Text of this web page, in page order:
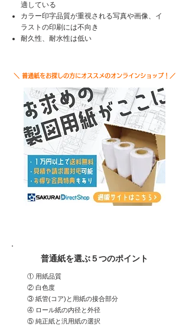
適している
カラー印字品質が重視される写真や画像、イ
ラストの印刷には不向き
​耐久性、耐水性は低い
＼ 普通紙をお探しの方にオススメのオンラインショップ！／
普通紙を選ぶ５つのポイント
① 用紙品質
② 白色度
③ 紙管(コア)と用紙の接合部分
​④ ロール紙の内径と外径
​⑤ 純正紙と汎用紙の選択